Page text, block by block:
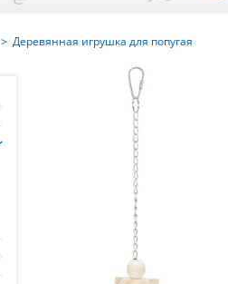
> Деревянная игрушка для попугая